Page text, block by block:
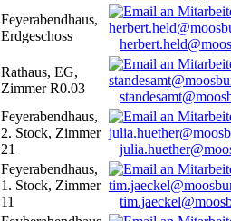
Feyerabendhaus,
Erdgeschoss
Rathaus, EG,
Zimmer R0.03
Feyerabendhaus,
2. Stock, Zimmer
21
Feyerabendhaus,
1. Stock, Zimmer
11